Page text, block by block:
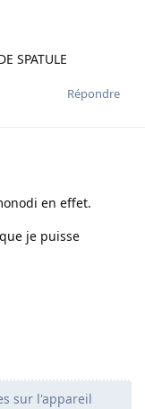
SPATULE
Répondre
en effet.
je puisse
sur l'appareil